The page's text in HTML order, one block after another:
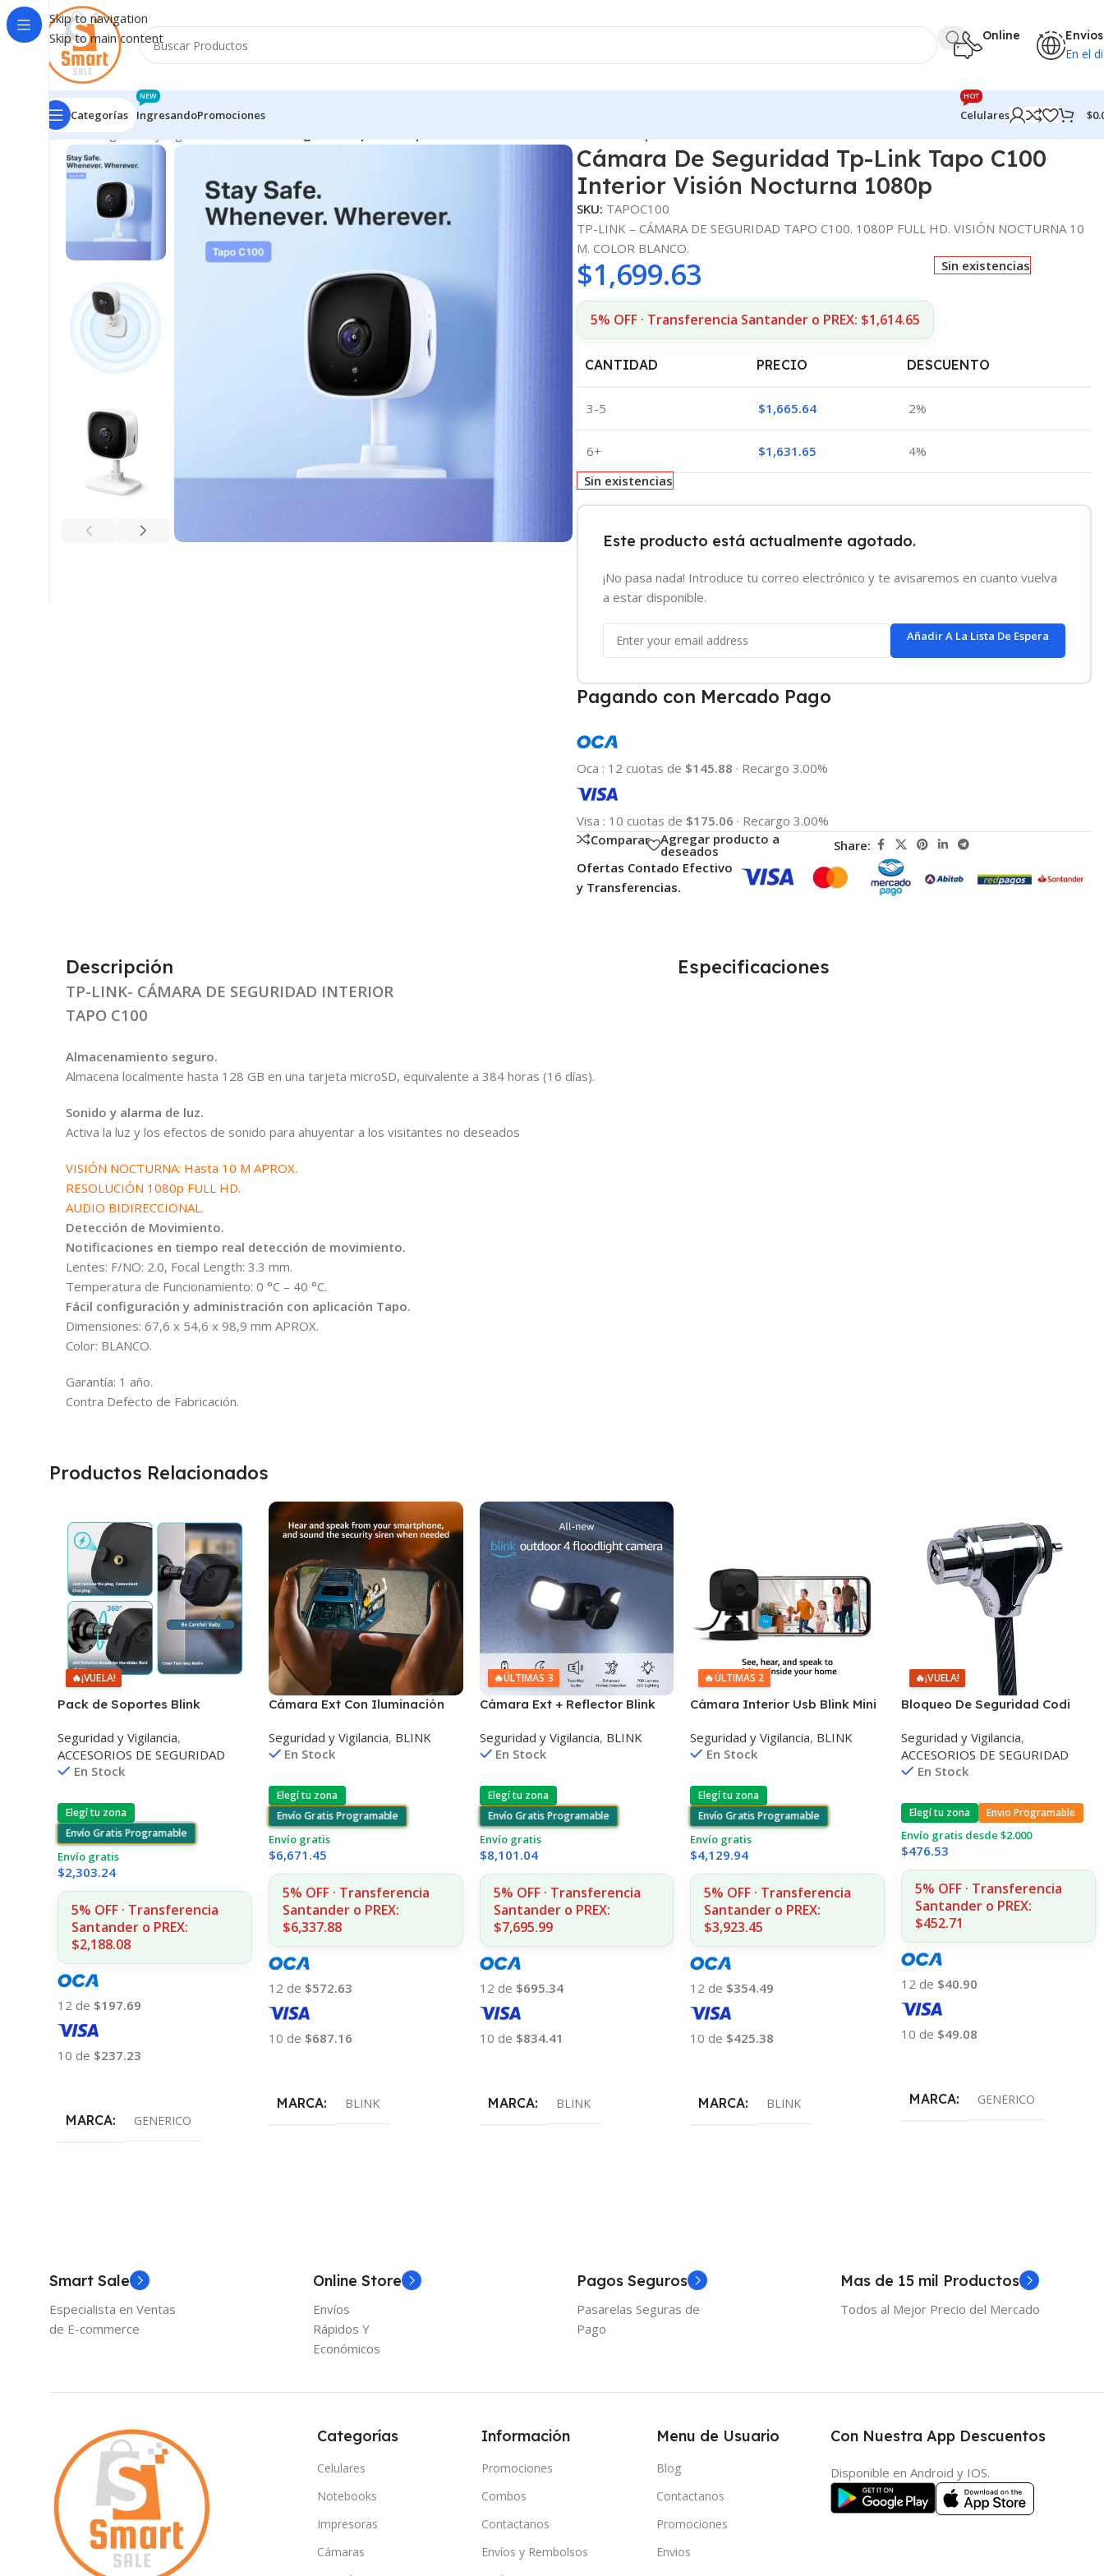
Skip to navigation
Skip to main content
Online Envios
En el
Categorías Ingresando
NEW
Promociones Celulares
HOT
$
Inicio/Seguridad y Vigilancia
Cámara De Seguridad Tp-Link Tapo C100
Interior Visión Nocturna 1080p
SKU: TAPOC100
TP-LINK – CÁMARA DE SEGURIDAD TAPO C100. 1080P FULL HD. VISIÓN NOCTURNA 10
M. COLOR BLANCO.
$1,699.63
5% OFF · Transferencia Santander o PREX: $1,614.65
Sin existencias
CANTIDAD PRECIO DESCUENTO
3-5 $1,665.64 2%
6+ $1,631.65
4%
Sin existencias
Este producto está actualmente agotado.
¡No pasa nada! Introduce tu correo electrónico y te avisaremos en cuanto vuelva
a estar disponible.
Añadir A La Lista De Espera
Pagando con Mercado Pago
Oca : 12 cuotas de $145.88 · Recargo 3.00%
Visa : 10 cuotas de $175.06 · Recargo 3.00%
Comparar
Agregar producto a
deseados
Share:
Ofertas Contado Efectivo
y Transferencias.
Descripción
TP-LINK- CÁMARA DE SEGURIDAD INTERIOR
TAPO C100
Almacenamiento seguro.
Almacena localmente hasta 128 GB en una tarjeta microSD, equivalente a 384 horas (16 días).
Sonido y alarma de luz.
Activa la luz y los efectos de sonido para ahuyentar a los visitantes no deseados
VISIÓN NOCTURNA: Hasta 10 M APROX.
RESOLUCIÓN 1080p FULL HD.
AUDIO BIDIRECCIONAL.
Detección de Movimiento.
Notificaciones en tiempo real detección de movimiento.
Lentes: F/NO: 2.0, Focal Length: 3.3 mm.
Temperatura de Funcionamiento: 0 °C – 40 °C.
Fácil configuración y administración con aplicación Tapo.
Dimensiones: 67,6 x 54,6 x 98,9 mm APROX.
Color: BLANCO.
Garantía: 1 año.
Contra Defecto de Fabricación.
Especificaciones
Productos Relacionados
🔥¡VUELA!
Pack de Soportes Blink
Module 2 x1
Seguridad y Vigilancia,
ACCESORIOS DE SEGURIDAD
En Stock
Elegí tu zona
Envío Gratis Programable
Envío gratis
$2,303.24
5% OFF · Transferencia
Santander o PREX:
$2,188.08
12 de $197.69
10 de $237.23
MARCA GENERICO
Cámara Ext Con Iluminación
Floodlight Camera
Seguridad y Vigilancia, BLINK
En Stock
Elegí tu zona
Envío Gratis Programable
Envío gratis
$6,671.45
5% OFF · Transferencia
Santander o PREX:
$6,337.88
12 de $572.63
10 de $687.16
MARCA BLINK
🔥ÚLTIMAS 3
Cámara Ext + Reflector Blink
Seguridad y Vigilancia, BLINK
En Stock
Elegí tu zona
Envío Gratis Programable
Envío gratis
$8,101.04
5% OFF · Transferencia
Santander o PREX:
$7,695.99
12 de $695.34
10 de $834.41
MARCA BLINK
🔥ÚLTIMAS 2
Cámara Interior Usb Blink Mini
Seguridad y Vigilancia, BLINK
En Stock
Elegí tu zona
Envío Gratis Programable
Envío gratis
$4,129.94
5% OFF · Transferencia
Santander o PREX:
$3,923.45
12 de $354.49
10 de $425.38
MARCA BLINK
🔥¡VUELA!
Bloqueo De Seguridad Codi
Seguridad y Vigilancia,
ACCESORIOS DE SEGURIDAD
En Stock
Elegí tu zona Envio Programable
Envío gratis desde $2.000
$476.53
5% OFF · Transferencia
Santander o PREX:
$452.71
12 de $40.90
10 de $49.08
MARCA GENERICO
Smart Sale
Especialista en Ventas
de E-commerce
Online Store
Envíos
Rápidos Y
Económicos
Pagos Seguros
Pasarelas Seguras de
Pago
Mas de 15 mil Productos
Todos al Mejor Precio del Mercado
Categorías
Celulares
Notebooks
Impresoras
Cámaras
Información
Promociones
Combos
Contactanos
Envíos y Rembolsos
Menu de Usuario
Blog
Contactanos
Promociones
Envios
Con Nuestra App Descuentos
Disponible en Android y IOS.